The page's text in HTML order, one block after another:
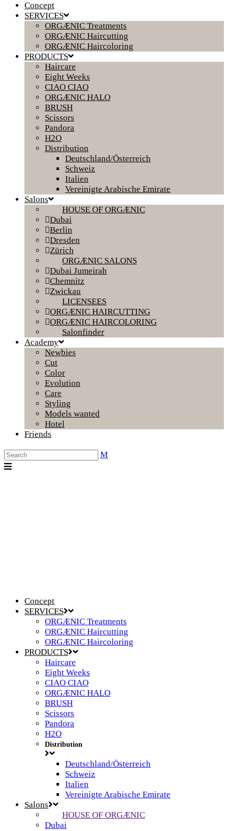
Concept
SERVICES
ORGÆNIC Treatments
ORGÆNIC Haircutting
ORGÆNIC Haircoloring
PRODUCTS
Haircare
Eight Weeks
CIAO CIAO
ORGÆNIC HALO
BRUSH
Scissors
Pandora
H2O
Distribution
Deutschland/Österreich
Schweiz
Italien
Vereinigte Arabische Emirate
Salons
HOUSE OF ORGÆNIC
Dubai
Berlin
Dresden
Zürich
ORGÆNIC SALONS
Dubai Jumeirah
Chemnitz
Zwickau
LICENSEES
ORGÆNIC HAIRCUTTING
ORGÆNIC HAIRCOLORING
Salonfinder
Academy
Newbies
Cut
Color
Evolution
Care
Styling
Models wanted
Hotel
Friends
Concept
SERVICES
ORGÆNIC Treatments
ORGÆNIC Haircutting
ORGÆNIC Haircoloring
PRODUCTS
Haircare
Eight Weeks
CIAO CIAO
ORGÆNIC HALO
BRUSH
Scissors
Pandora
H2O
Distribution
Deutschland/Österreich
Schweiz
Italien
Vereinigte Arabische Emirate
Salons
HOUSE OF ORGÆNIC
Dubai